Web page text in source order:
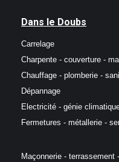
Dans le Doubs
Carrelage
Charpente - couverture -
Chauffage - plomberie -
Dépannage
Electricité - génie
Fermetures - métallerie -
Maçonnerie - terrassement